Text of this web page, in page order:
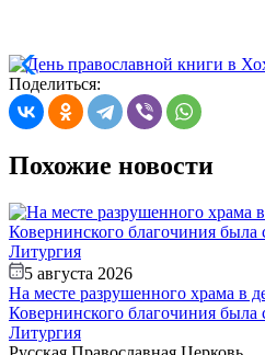
Поделиться:
Похожие новости
5 августа 2026
На месте разрушенного храма в
Ковернинского благочиния была
Литургия